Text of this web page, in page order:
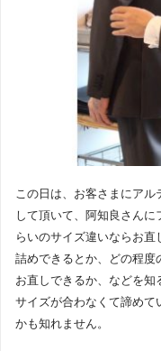
この日は、お客さまにア
して頂いて、阿知良さんに
らいのサイズ違いならお
詰めできるとか、どの程度
お直しできるか、などを知
サイズが合わなくて諦めて
かも知れません。